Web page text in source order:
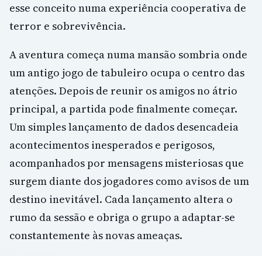
esse conceito numa experiência cooperativa de
terror e sobrevivência.
A aventura começa numa mansão sombria onde
um antigo jogo de tabuleiro ocupa o centro das
atenções. Depois de reunir os amigos no átrio
principal, a partida pode finalmente começar.
Um simples lançamento de dados desencadeia
acontecimentos inesperados e perigosos,
acompanhados por mensagens misteriosas que
surgem diante dos jogadores como avisos de um
destino inevitável. Cada lançamento altera o
rumo da sessão e obriga o grupo a adaptar-se
constantemente às novas ameaças.